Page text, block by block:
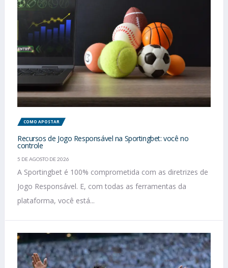
COMO APOSTAR
Recursos de Jogo Responsável na Sportingbet: você no
controle
5 DE AGOSTO DE 2026
A Sportingbet é 100% comprometida com as diretrizes de
Jogo Responsável. E, com todas as ferramentas da
plataforma, você está...